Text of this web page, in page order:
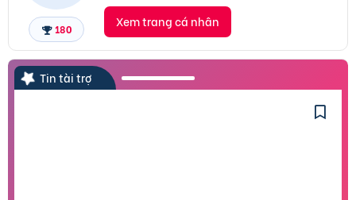
180
Xem trang cá nhân
Tin tài trợ